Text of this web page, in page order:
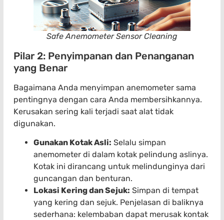
Safe Anemometer Sensor Cleaning
Pilar 2: Penyimpanan dan Penanganan
yang Benar
Bagaimana Anda menyimpan anemometer sama
pentingnya dengan cara Anda membersihkannya.
Kerusakan sering kali terjadi saat alat tidak
digunakan.
Gunakan Kotak Asli: Selalu simpan
anemometer di dalam kotak pelindung aslinya.
Kotak ini dirancang untuk melindunginya dari
guncangan dan benturan.
Lokasi Kering dan Sejuk: Simpan di tempat
yang kering dan sejuk. Penjelasan di baliknya
sederhana: kelembaban dapat merusak kontak